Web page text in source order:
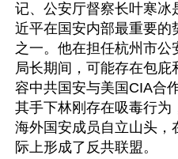
记、公安厅督察长叶寒冰
近平在国安内部最重要的
之一。他在担任杭州市公
局长期间，可能存在包庇
容中共国安与美国CIA合作
其手下林刚存在吸毒行为
海外国安成员自立山头，
际上形成了反共联盟。